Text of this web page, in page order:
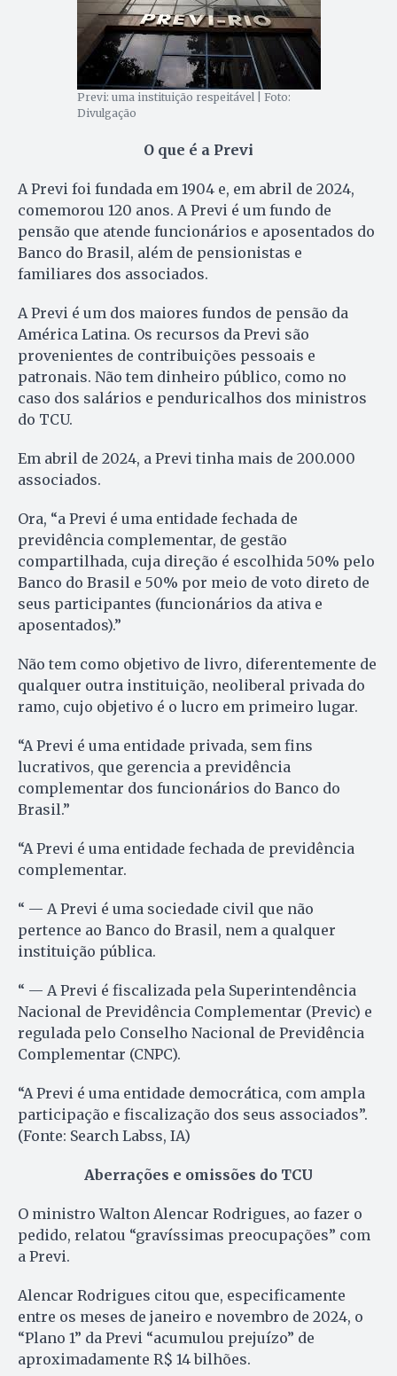
Previ: uma instituição respeitável | Foto:
Divulgação
O que é a Previ
A Previ foi fundada em 1904 e, em abril de 2024,
comemorou 120 anos. A Previ é um fundo de
pensão que atende funcionários e aposentados do
Banco do Brasil, além de pensionistas e
familiares dos associados.
A Previ é um dos maiores fundos de pensão da
América Latina. Os recursos da Previ são
provenientes de contribuições pessoais e
patronais. Não tem dinheiro público, como no
caso dos salários e penduricalhos dos ministros
do TCU.
Em abril de 2024, a Previ tinha mais de 200.000
associados.
Ora, “a Previ é uma entidade fechada de
previdência complementar, de gestão
compartilhada, cuja direção é escolhida 50% pelo
Banco do Brasil e 50% por meio de voto direto de
seus participantes (funcionários da ativa e
aposentados).”
Não tem como objetivo de livro, diferentemente de
qualquer outra instituição, neoliberal privada do
ramo, cujo objetivo é o lucro em primeiro lugar.
“A Previ é uma entidade privada, sem fins
lucrativos, que gerencia a previdência
complementar dos funcionários do Banco do
Brasil.”
“A Previ é uma entidade fechada de previdência
complementar.
“ — A Previ é uma sociedade civil que não
pertence ao Banco do Brasil, nem a qualquer
instituição pública.
“ — A Previ é fiscalizada pela Superintendência
Nacional de Previdência Complementar (Previc) e
regulada pelo Conselho Nacional de Previdência
Complementar (CNPC).
“A Previ é uma entidade democrática, com ampla
participação e fiscalização dos seus associados”.
(Fonte: Search Labss, IA)
Aberrações e omissões do TCU
O ministro Walton Alencar Rodrigues, ao fazer o
pedido, relatou “gravíssimas preocupações” com
a Previ.
Alencar Rodrigues citou que, especificamente
entre os meses de janeiro e novembro de 2024, o
“Plano 1” da Previ “acumulou prejuízo” de
aproximadamente R$ 14 bilhões.